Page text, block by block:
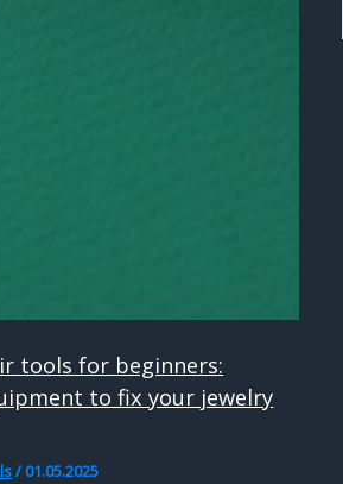
tools for beginners:
to fix your jewelry
/ 01.05.2025